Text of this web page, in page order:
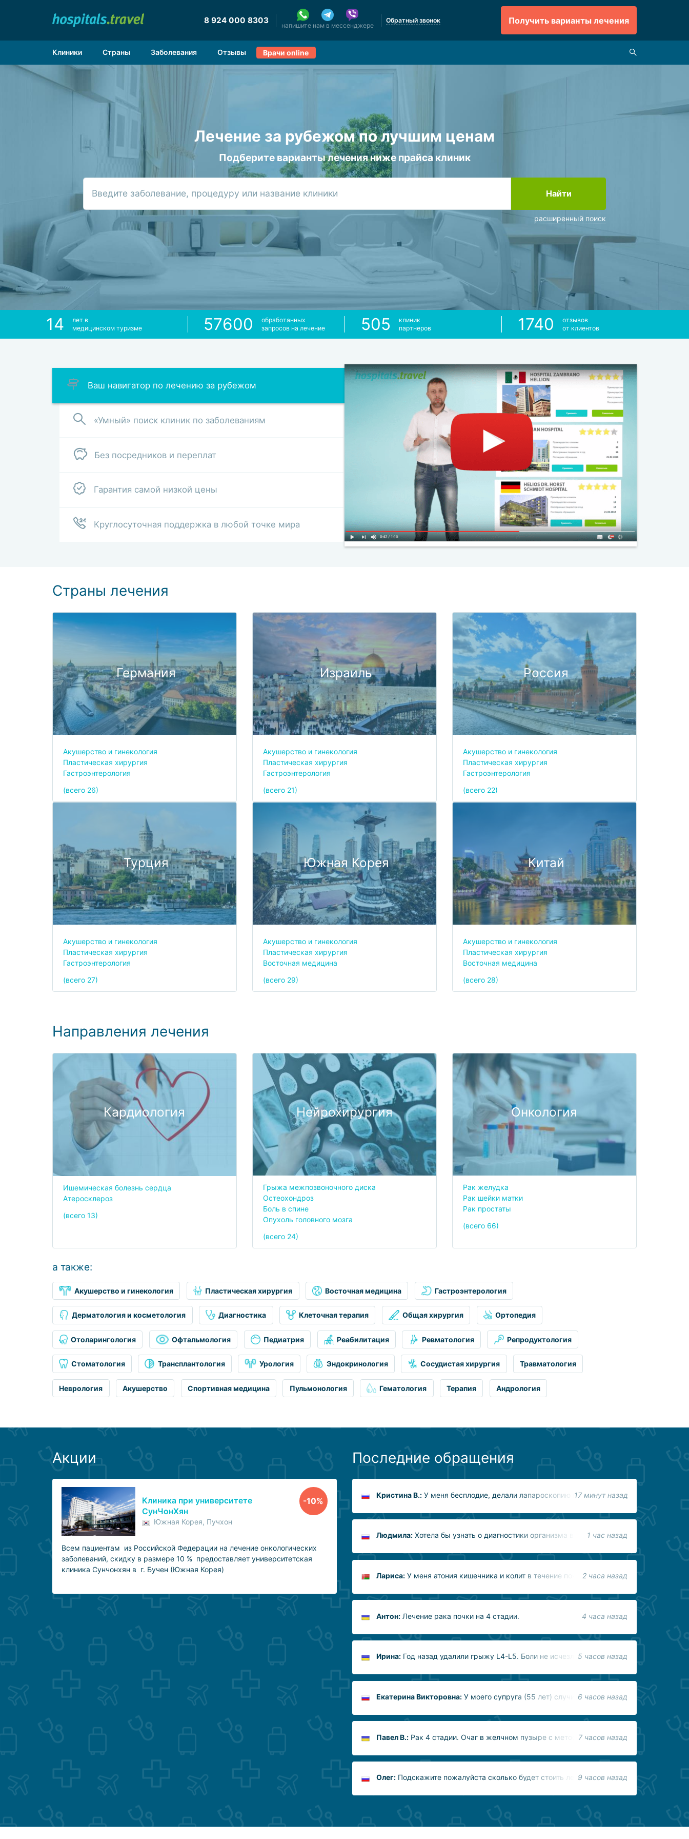
8 924 000 8303
напишите нам в мессенджере
Обратный звонок Получить варианты лечения
Клиники Страны Заболевания Отзывы Врачи online
Лечение за рубежом по лучшим ценам
Подберите варианты лечения ниже прайса клиник
Найти
расширенный поиск
14
лет в
медицинском туризме
57600
обработанных
запросов на лечение
505
клиник
партнеров
1740
отзывов
от клиентов
Ваш навигатор по лечению за рубежом
«Умный» поиск клиник по заболеваниям
Без посредников и переплат
Гарантия самой низкой цены
Круглосуточная поддержка в любой точке мира
Страны лечения
Германия
Акушерство и гинекология
Пластическая хирургия
Гастроэнтерология
(всего 26)
Израиль
Акушерство и гинекология
Пластическая хирургия
Гастроэнтерология
(всего 21)
Россия
Акушерство и гинекология
Пластическая хирургия
Гастроэнтерология
(всего 22)
Турция
Акушерство и гинекология
Пластическая хирургия
Гастроэнтерология
(всего 27)
Южная Корея
Акушерство и гинекология
Пластическая хирургия
Восточная медицина
(всего 29)
Китай
Акушерство и гинекология
Пластическая хирургия
Восточная медицина
(всего 28)
Направления лечения
Кардиология
Ишемическая болезнь сердца
Атеросклероз
(всего 13)
Нейрохирургия
Грыжа межпозвоночного диска
Остеохондроз
Боль в спине
Опухоль головного мозга
(всего 24)
Онкология
Рак желудка
Рак шейки матки
Рак простаты
(всего 66)
a также:
Акушерство и гинекология Пластическая хирургия Восточная медицина Гастроэнтерология
Дерматология и косметология Диагностика Клеточная терапия Общая хирургия Ортопедия
Отоларингология Офтальмология Педиатрия Реабилитация Ревматология Репродуктология
Стоматология Трансплантология Урология Эндокринология Сосудистая хирургия Травматология
Неврология Акушерство Спортивная медицина Пульмонология Гематология Терапия Андрология
Акции
Клиника при университете
СунЧонХян
Южная Корея, Пучхон
-10%
Всем пациентам из Российской Федерации на лечение онкологических
заболеваний, скидку в размере 10 % предоставляет университетская
клиника Сунчонхян в г. Бучен (Южная Корея)
Последние обращения
Кристина В.:У меня бесплодие, делали лапароскопию причины не выявлены
17 минут назад
Людмила:Хотела бы узнать о диагностики организма в Сингапуре. Интересует
1 час назад
Лариса:У меня атония кишечника и колит в течение почти 30 лет.
2 часа назад
Антон:Лечение рака почки на 4 стадии. 4 часа назад
Ирина:Год назад удалили грыжу L4-L5. Боли не исчезли. Даже стали со временем
5 часов назад
Екатерина Викторовна:У моего супруга (55 лет) случился геморрогический
6 часов назад
Павел В.:Рак 4 стадии. Очаг в желчном пузыре с метостазами в печень,легкие и в
7 часов назад
Олег:Подскажите пожалуйста сколько будет стоить лечение шейного отдела
9 часов назад